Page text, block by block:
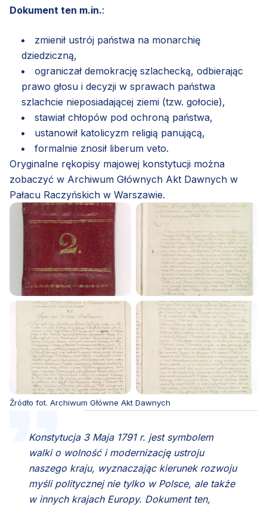
Dokument ten m.in.:
zmienił ustrój państwa na monarchię
dziedziczną,
ograniczał demokrację szlachecką, odbierając
prawo głosu i decyzji w sprawach państwa
szlachcie nieposiadającej ziemi (tzw. gołocie),
stawiał chłopów pod ochroną państwa,
ustanowił katolicyzm religią panującą,
formalnie znosił liberum veto.
Oryginalne rękopisy majowej konstytucji można
zobaczyć w Archiwum Głównych Akt Dawnych w
Pałacu Raczyńskich w Warszawie.
Źródło fot. Archiwum Główne Akt Dawnych
Konstytucja 3 Maja 1791 r. jest symbolem
walki o wolność i modernizację ustroju
naszego kraju, wyznaczając kierunek rozwoju
myśli politycznej nie tylko w Polsce, ale także
w innych krajach Europy. Dokument ten,